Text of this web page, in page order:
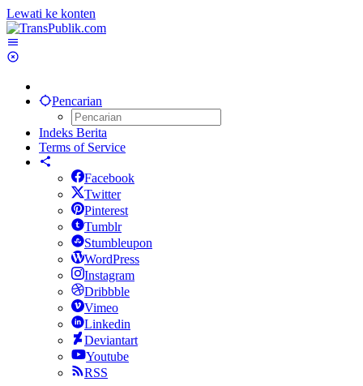
Lewati ke konten
Pencarian
Indeks Berita
Terms of Service
Facebook
Twitter
Pinterest
Tumblr
Stumbleupon
WordPress
Instagram
Dribbble
Vimeo
Linkedin
Deviantart
Youtube
RSS